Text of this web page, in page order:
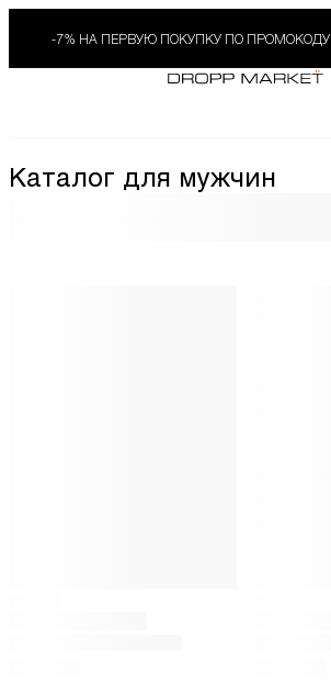
-7% НА ПЕРВУЮ ПОКУПКУ ПО ПРОМОКОДУ
Каталог для мужчин